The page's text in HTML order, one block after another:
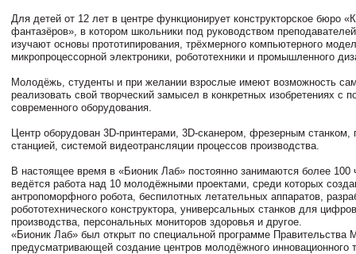
Для детей от 12 лет в центре функционирует конструкторское бюро
фантазёров», в котором школьники под руководством
изучают основы прототипирования, трёхмерного компьютерного
микропроцессорной электроники, робототехники и промышленного
Молодёжь, студенты и при желании взрослые имеют возможность
реализовать свой творческий замысел в конкретных изобретениях с
современного оборудования.
Центр оборудован 3D-принтерами, 3D-сканером, фрезерным станком,
станцией, системой видеотрансляции процессов производства.
В настоящее время в «Бионик Лаб» постоянно занимаются более 100
ведётся работа над 10 молодёжными проектами, среди которых
антропоморфного робота, беспилотных летательных аппаратов,
робототехнического конструктора, универсальных станков для
производства, персональных мониторов здоровья и другое.
«Бионик Лаб» был открыт по специальной программе Правительства
предусматривающей создание центров молодёжного инновационного